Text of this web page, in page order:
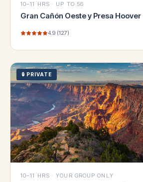
10–11 HRS · UP TO 56
Gran Cañón Oeste y Presa Hoover
4.9 (127)
🔒 PRIVATE
10–11 HRS ·YOUR GROUP ONLY